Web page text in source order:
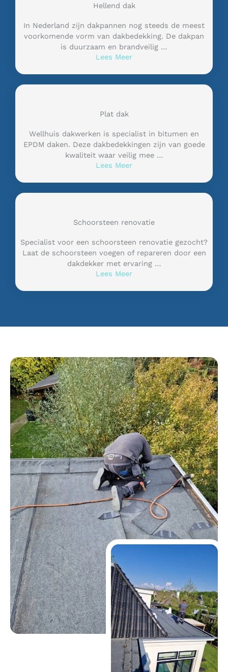
Hellend dak
In Nederland zijn dakpannen nog steeds de meest
voorkomende vorm van dakbedekking. De dakpan
is duurzaam en brandveilig …
Lees Meer
Plat dak
Wellhuis dakwerken is specialist in bitumen en
EPDM daken. Deze dakbedekkingen zijn van goede
kwaliteit waar veilig mee …
Lees Meer
Schoorsteen renovatie
Specialist voor een schoorsteen renovatie gezocht?
Laat de schoorsteen voegen of repareren door een
dakdekker met ervaring …
Lees Meer